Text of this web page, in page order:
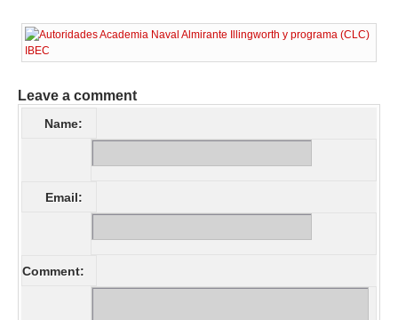
Leave a comment
Name:
Email:
Comment: